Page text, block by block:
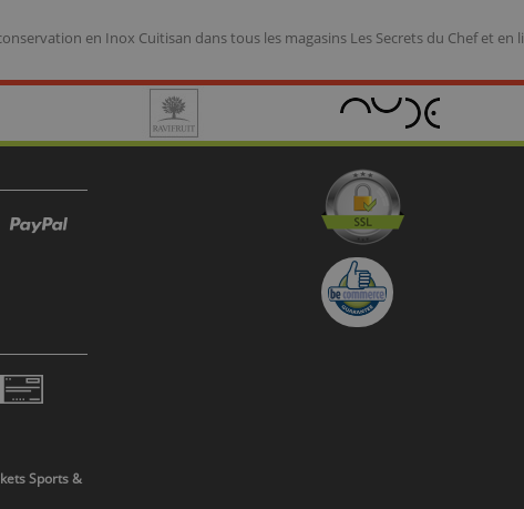
en Inox Cuitisan dans tous les magasins Les Secrets du Chef et en
Sports &